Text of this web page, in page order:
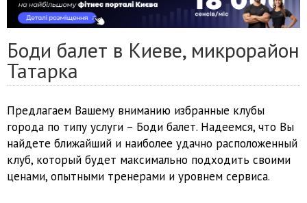
Боди балет в Киеве, микрорайон
Татарка
Предлагаем Вашему вниманию избранные клубы
города по типу услуги – Боди балет. Надеемся, что Вы
найдете ближайший и наиболее удачно расположенный
клуб, который будет максимально подходить своими
ценами, опытными тренерами и уровнем сервиса.